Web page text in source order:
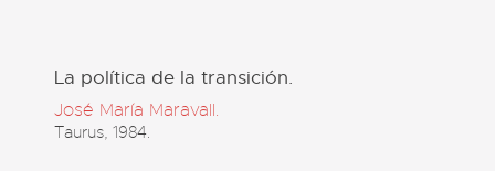
La política de la transición.
José María Maravall.
Taurus, 1984.